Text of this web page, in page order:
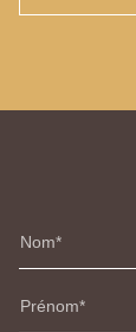
Nom
Prénom